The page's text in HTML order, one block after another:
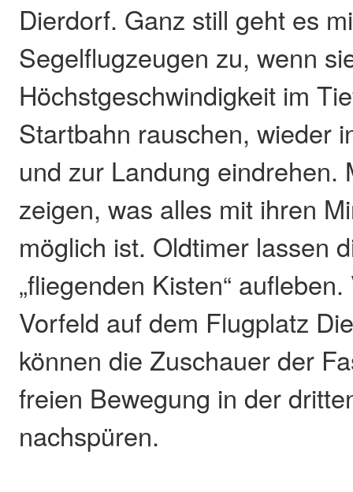
Dierdorf. Ganz still geht es
Segelflugzeugen zu, wenn
Höchstgeschwindigkeit im
Startbahn rauschen, wieder
und zur Landung eindrehen.
zeigen, was alles mit ihren
möglich ist. Oldtimer lassen
„fliegenden Kisten“
Vorfeld auf dem Flugplatz
können die Zuschauer der
freien Bewegung in der
nachspüren.